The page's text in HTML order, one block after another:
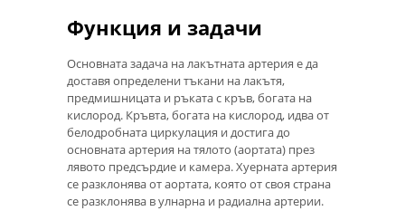
Функция и задачи
Основната задача на лакътната артерия е да
доставя определени тъкани на лакътя,
предмишницата и ръката с кръв, богата на
кислород. Кръвта, богата на кислород, идва от
белодробната циркулация и достига до
основната артерия на тялото (аортата) през
лявото предсърдие и камера. Хуерната артерия
се разклонява от аортата, която от своя страна
се разклонява в улнарна и радиална артерии.